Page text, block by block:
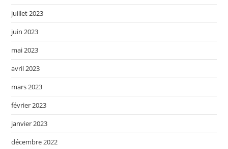
juillet 2023
juin 2023
mai 2023
avril 2023
mars 2023
février 2023
janvier 2023
décembre 2022